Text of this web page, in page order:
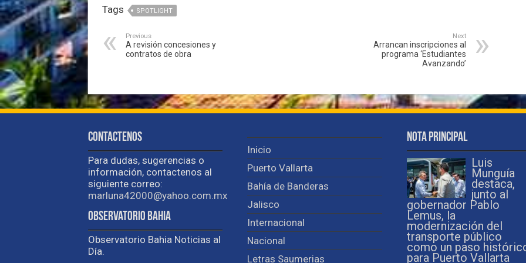
Tags SPOTLIGHT
Previous
A revisión concesiones y
contratos de obra
Next
Arrancan inscripciones al
programa ‘Estudiantes
Avanzando’
Contactenos
Para dudas, sugerencias o
información, contactenos al
siguiente correo:
marluna42000@yahoo.com.mx
Observatorio Bahia
Observatorio Bahia Noticias al
Día.
Inicio
Puerto Vallarta
Bahía de Banderas
Jalisco
Internacional
Nacional
Letras Saumerias
Nota Principal
Luis
Munguía
destaca,
junto al
gobernador Pablo
Lemus, la
modernización del
transporte público
como un paso
para Puerto Vallarta